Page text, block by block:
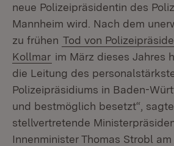
neue Polizeipräsidentin des
Mannheim wird. Nach dem
zu frühen Tod von
Kollmar im März dieses Jahres
die Leitung des
Polizeipräsidiums in Baden-
und bestmöglich besetzt“,
stellvertretende
Innenminister Thomas Strobl